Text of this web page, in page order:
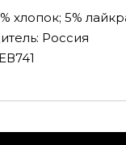
хлопок; 5%
Россия